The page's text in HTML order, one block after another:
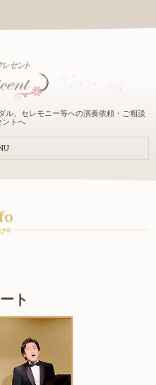
ル、セレモニー等への演奏依頼・ご相談
ントへ
ト